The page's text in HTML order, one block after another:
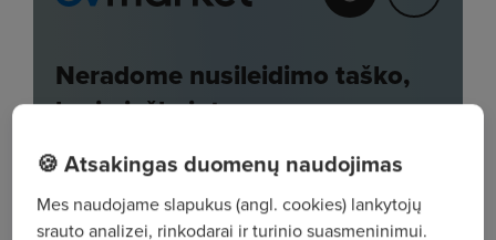
🍪 Atsakingas duomenų naudojimas
Mes naudojame slapukus (angl. cookies) lankytojų
srauto analizei, rinkodarai ir turinio suasmeninimui.